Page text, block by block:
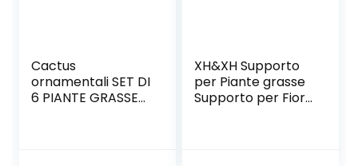
Cactus
ornamentali SET DI
6 PIANTE GRASSE
XH&XH Supporto
per Piante grasse
Supporto per Fiori